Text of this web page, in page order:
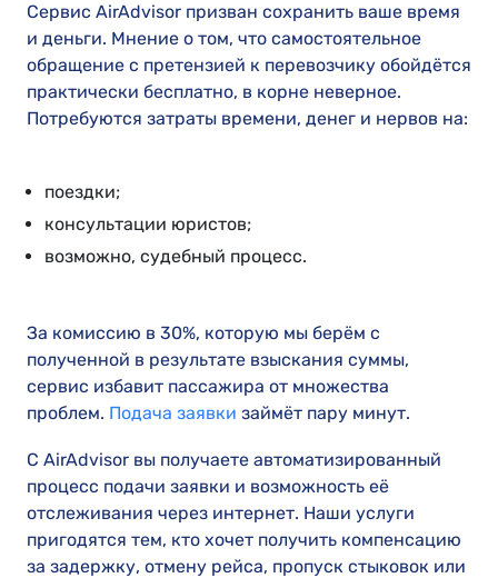
Сервис AirAdvisor призван сохранить ваше время
и деньги. Мнение о том, что самостоятельное
обращение с претензией к перевозчику обойдётся
практически бесплатно, в корне неверное.
Потребуются затраты времени, денег и нервов на:
поездки;
консультации юристов;
возможно, судебный процесс.
За комиссию в 30%, которую мы берём с
полученной в результате взыскания суммы,
сервис избавит пассажира от множества
проблем. Подача заявки займёт пару минут.
С AirAdvisor вы получаете автоматизированный
процесс подачи заявки и возможность её
отслеживания через интернет. Наши услуги
пригодятся тем, кто хочет получить компенсацию
за задержку, отмену рейса, пропуск стыковок или